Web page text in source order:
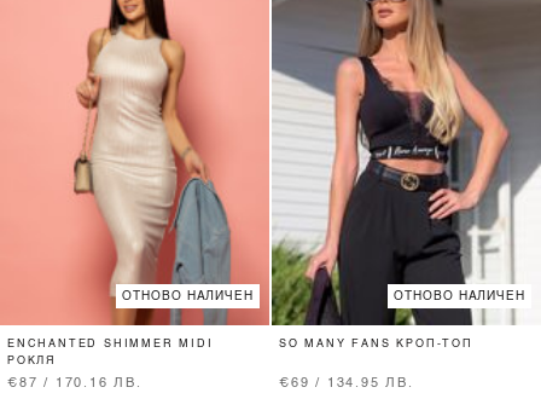
ОТНОВО НАЛИЧЕН
ENCHANTED SHIMMER MIDI
РОКЛЯ
€87 / 170.16 ЛВ.
ОТНОВО НАЛИЧЕН
SO MANY FANS КРОП-ТОП
€69 / 134.95 ЛВ.